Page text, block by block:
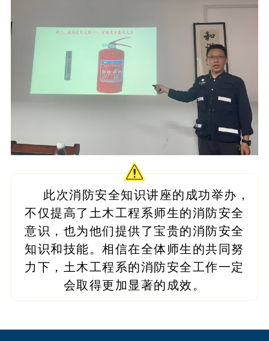
此次消防安全知识讲座的成功举办，
不仅提高了土木工程系师生的消防安全
意识，也为他们提供了宝贵的消防安全
知识和技能。相信在全体师生的共同努
力下，土木工程系的消防安全工作一定
会取得更加显著的成效。